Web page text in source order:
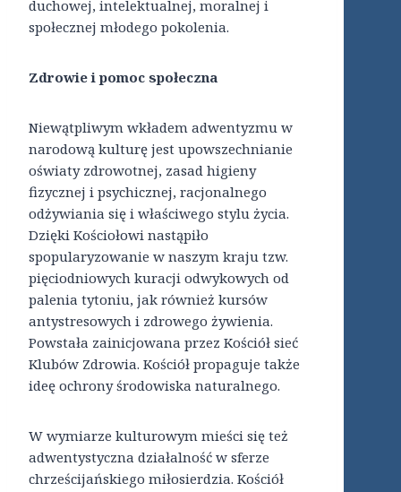
duchowej, intelektualnej, moralnej i
społecznej młodego pokolenia.
Zdrowie i pomoc społeczna
Niewątpliwym wkładem adwentyzmu w
narodową kulturę jest upowszechnianie
oświaty zdrowotnej, zasad higieny
fizycznej i psychicznej, racjonalnego
odżywiania się i właściwego stylu życia.
Dzięki Kościołowi nastąpiło
spopularyzowanie w naszym kraju tzw.
pięciodniowych kuracji odwykowych od
palenia tytoniu, jak również kursów
antystresowych i zdrowego żywienia.
Powstała zainicjowana przez Kościół sieć
Klubów Zdrowia. Kościół propaguje także
ideę ochrony środowiska naturalnego.
W wymiarze kulturowym mieści się też
adwentystyczna działalność w sferze
chrześcijańskiego miłosierdzia. Kościół